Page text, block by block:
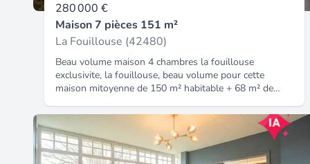
280 000 €
Maison 7 pièces 151 m²
La Fouillouse (42480)
Beau volume maison 4 chambres la fouillouse
exclusivite, la fouillouse, beau volume pour cette
maison mitoyenne de 150 m² habitable + 68 m² de
buanderie, wc séparé, garage. Au premier étage :
cuisine accès grande terrasse, salle à manger, salon,
chambre, salle d'eau avec wc. Au deuxième : 3
chambres (plus possible), salle de bain avec wc.